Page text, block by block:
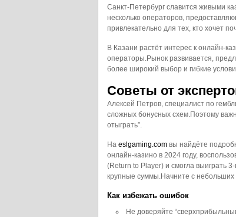
Санкт-Петербург славится живыми
несколько операторов,
привлекательно для тех, кто хочет
В Казани растёт интерес к
операторы.Рынок развивается,
более широкий выбор и гибкие
Советы от
Алексей Петров, специалист по
сложных бонусных схем.Поэтому
отыграть”.
На eslgaming.com вы найдёте
онлайн‑казино в 2024 году,
(Return to Player) и смогла выиграть
крупные суммы.Начните с небольших
Как избежать ошибок
Не доверяйте